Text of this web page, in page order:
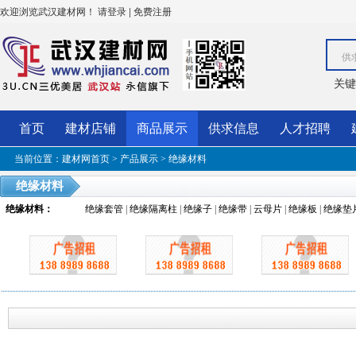
欢迎浏览武汉建材网！ 请登录 | 免费注册
供
关
首页 建材店铺 商品展示 供求信息 人才招聘
当前位置： 建材网首页 > 产品展示 > 绝缘材料
绝缘材料
绝缘材料 ： 绝缘套管 绝缘隔离柱 绝缘子 绝缘带 云母片 绝缘板 绝缘垫